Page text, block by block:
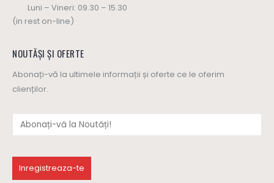
Luni – Vineri: 09.30 – 15.30
(in rest on-line)
NOUTĂȘI ȘI OFERTE
Abonați-vă la ultimele informații și oferte ce le oferim
clienților.